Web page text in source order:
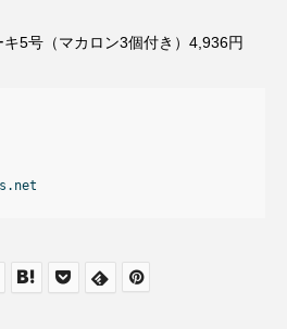
5号（マカロン3個付き）4,936円